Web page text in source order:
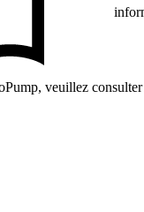
veuillez